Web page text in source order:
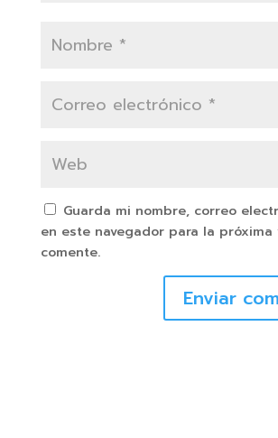
Guarda mi nombre, correo
en este navegador para la próxima
comente.
Enviar